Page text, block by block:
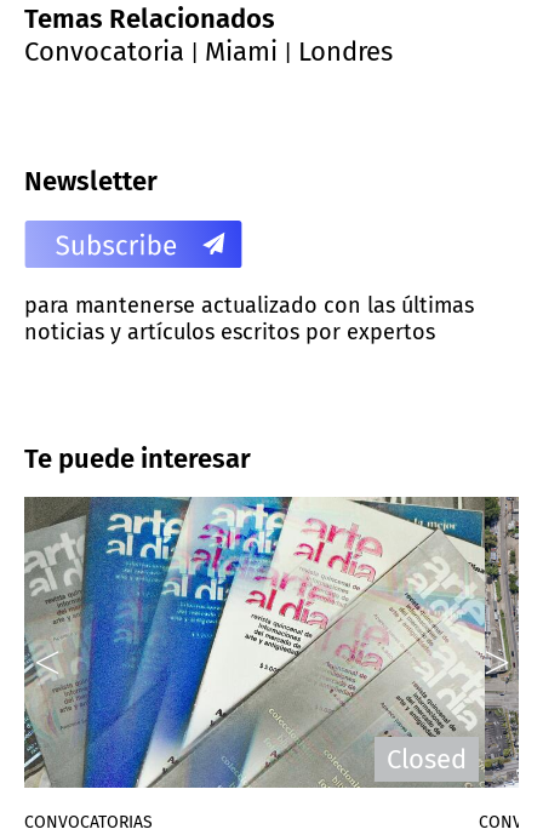
Temas Relacionados
Convocatoria
Miami Londres
Newsletter
para mantenerse actualizado con las últimas
noticias y artículos escritos por expertos
Te puede interesar
Closed
CONVOCATORIAS